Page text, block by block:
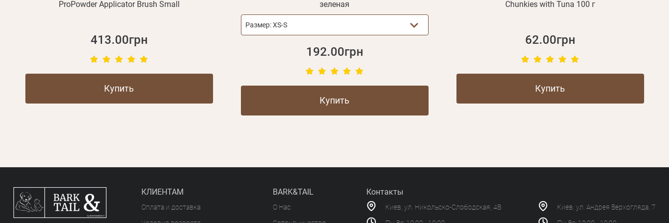
ProPowder Applicator Brush Small
413.00грн
Купить
зеленая
Размер:XS-S
192.00грн
Купить
Chunkies with Tuna 100 г
62.00грн
Купить
КЛИЕНТАМ
Оплата и доставка
BARK&TAIL
О Нас
Контакты
Киев, ул. Никольско-Слободская, 4В
Киев, ул. Андрея Верхогляда, 7